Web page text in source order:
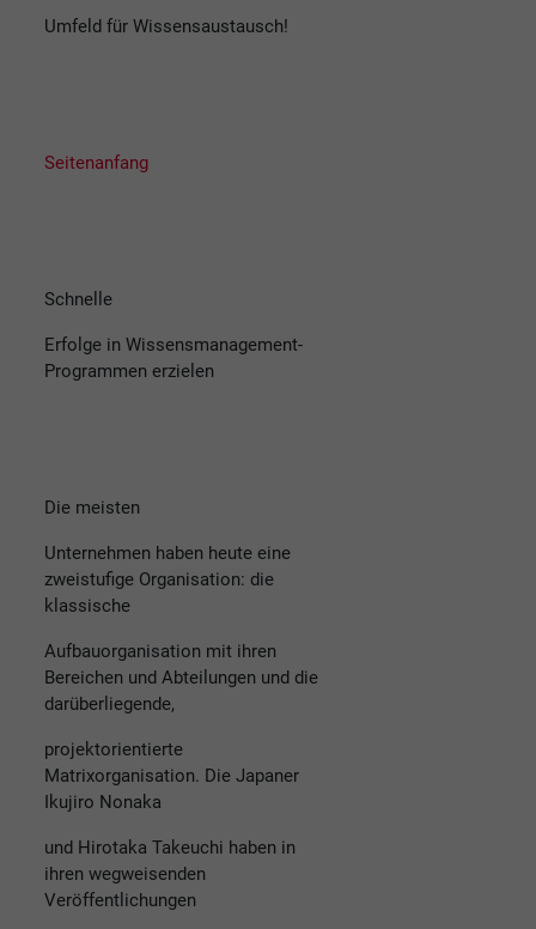
Umfeld für Wissensaustausch!
Seitenanfang
Schnelle
Erfolge in Wissensmanagement-
Programmen erzielen
Die meisten
Unternehmen haben heute eine
zweistufige Organisation: die
klassische
Aufbauorganisation mit ihren
Bereichen und Abteilungen und die
darüberliegende,
projektorientierte
Matrixorganisation. Die Japaner
Ikujiro Nonaka
und Hirotaka Takeuchi haben in
ihren wegweisenden
Veröffentlichungen